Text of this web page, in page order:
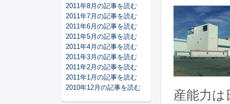
2011年8月の記事を読む
2011年7月の記事を読む
2011年6月の記事を読む
2011年5月の記事を読む
2011年4月の記事を読む
2011年3月の記事を読む
2011年2月の記事を読む
2011年1月の記事を読む
2010年12月の記事を読む
産能力